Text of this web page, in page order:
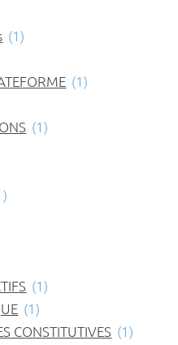
(1)
(1)
(1)
(1)
(1)
CONSTITUTIVES (1)